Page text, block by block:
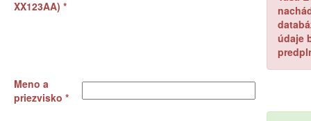
XX123AA) *
údaje
Meno a
priezvisko *